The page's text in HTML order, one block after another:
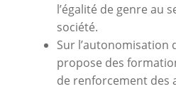
l’égalité de genre au
société.
Sur l’autonomisation
propose des
de renforcement des